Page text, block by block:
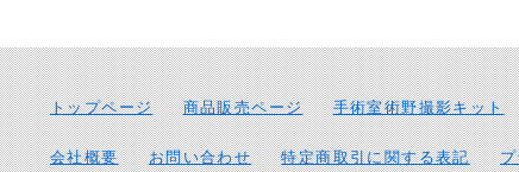
トップページ 商品販売ページ 手術室術野撮影キット
会社概要 お問い合わせ 特定商取引に関する表記